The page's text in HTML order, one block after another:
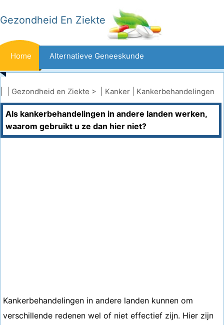
Gezondheid En Ziekte
Home Alternatieve Geneeskunde
Beten En Steken Kanker
Aandoeningen En Behandelingen Mond- En Tandzorg
Gezondheid en Ziekte > | Kanker Kankerbehandelingen
Als kankerbehandelingen in andere landen werken,
waarom gebruikt u ze dan hier niet?
Kankerbehandelingen in andere landen kunnen om
verschillende redenen wel of niet effectief zijn. Hier zijn